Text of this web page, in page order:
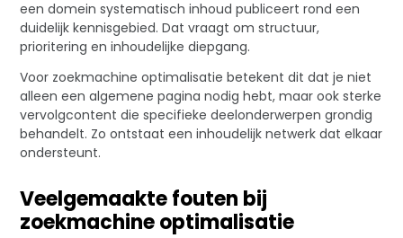
een domein systematisch inhoud publiceert rond een
duidelijk kennisgebied. Dat vraagt om structuur,
prioritering en inhoudelijke diepgang.
Voor zoekmachine optimalisatie betekent dit dat je niet
alleen een algemene pagina nodig hebt, maar ook sterke
vervolgcontent die specifieke deelonderwerpen grondig
behandelt. Zo ontstaat een inhoudelijk netwerk dat elkaar
ondersteunt.
Veelgemaakte fouten bij
zoekmachine optimalisatie